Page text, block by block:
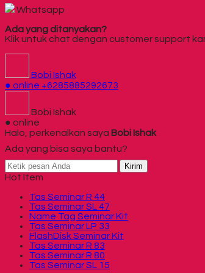
Whatsapp
Ada yang ditanyakan?
Klik untuk chat dengan customer support
Bobi Ishak
● online +6285885292673
Bobi Ishak
● online
Halo, perkenalkan saya Bobi Ishak
Ada yang bisa saya bantu?
Kirim
Hot Item
Tas Seminar R 44
Tas Seminar SL 47
Name Tag Seminar Kit
Tas Seminar LP 33
FlashDisk Seminar Kit
Tas Seminar R 83
Tas Seminar R 80
Tas Seminar SL 15